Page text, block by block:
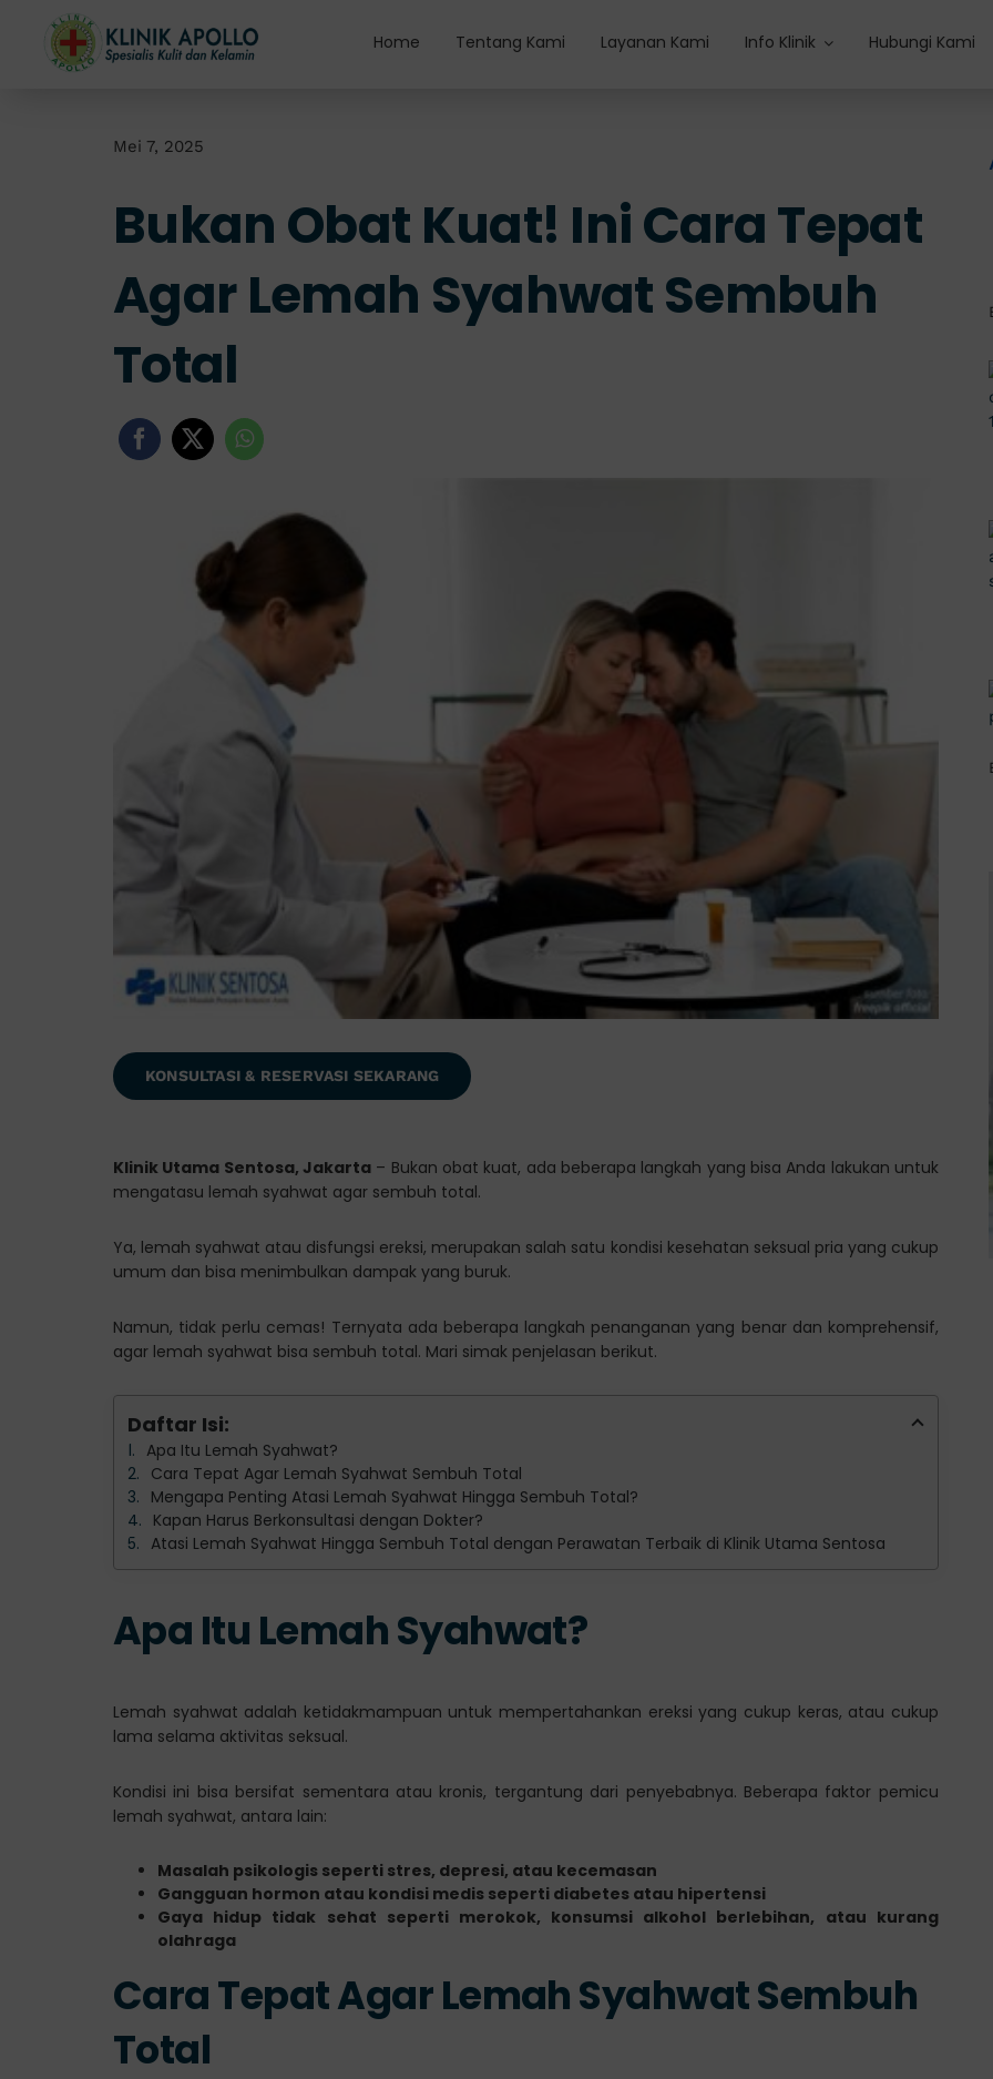
content
Home Tentang Kami Layanan Kami Info Klinik Hubungi Kami
Mei 7, 2025
Bukan Obat Kuat! Ini Cara Tepat
Agar Lemah Syahwat Sembuh
Total
KONSULTASI & RESERVASI SEKARANG
Klinik Utama Sentosa, Jakarta– Bukan obat kuat, ada beberapa langkah yang bisa Anda lakukan untuk
mengatasu lemah syahwat agar sembuh total.
Ya, lemah syahwat atau disfungsi ereksi, merupakan salah satu kondisi kesehatan seksual pria yang cukup
umum dan bisa menimbulkan dampak yang buruk.
Namun, tidak perlu cemas! Ternyata ada beberapa langkah penanganan yang benar dan komprehensif,
agar lemah syahwat bisa sembuh total. Mari simak penjelasan berikut.
Daftar Isi:
Apa Itu Lemah Syahwat?
Cara Tepat Agar Lemah Syahwat Sembuh Total
Mengapa Penting Atasi Lemah Syahwat Hingga Sembuh Total?
Kapan Harus Berkonsultasi dengan Dokter?
Atasi Lemah Syahwat Hingga Sembuh Total dengan Perawatan Terbaik di Klinik Utama Sentosa
Apa Itu Lemah Syahwat?
Lemah syahwat adalah ketidakmampuan untuk mempertahankan ereksi yang cukup keras, atau cukup
lama selama aktivitas seksual.
Kondisi ini bisa bersifat sementara atau kronis, tergantung dari penyebabnya. Beberapa faktor pemicu
lemah syahwat, antara lain:
Masalah psikologis seperti stres, depresi, atau kecemasan
Gangguan hormon atau kondisi medis seperti diabetes atau hipertensi
Gaya hidup tidak sehat seperti merokok, konsumsi alkohol berlebihan, atau kurang
olahraga
Cara Tepat Agar Lemah Syahwat Sembuh
Total